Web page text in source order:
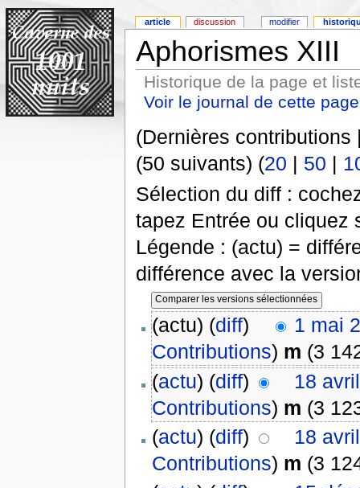
Aphorismes XIII
Historique de la page et
Voir le journal de cette page
(Dernières
(50 suivants) (20 | 50 |
Sélection du diff :
tapez Entrée ou cliquez
Légende : (actu) =
différence avec la
(actu) (diff)
1 mai
Contributions) m (3
(actu) (diff)
18
Contributions) m (3
(actu) (diff)
18
Contributions) m (3
article discussion modifier